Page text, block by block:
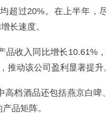
超过20%。在上半年
长速度。
品收入同比增长10.61%
推动该公司盈利显著提升
档酒品还包括燕京白啤
品矩阵。